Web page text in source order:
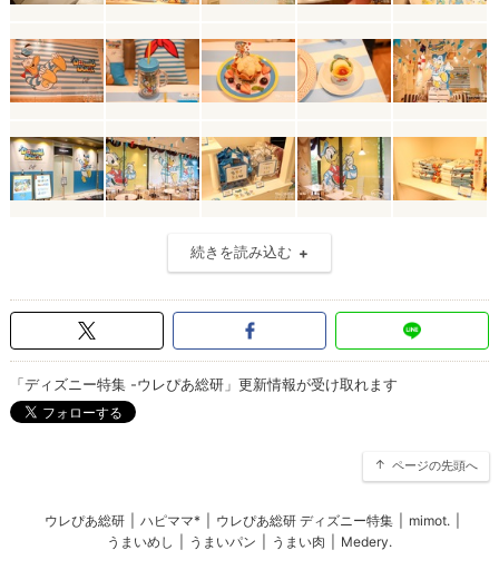
続きを読み込む
「ディズニー特集 -ウレぴあ総研」更新情報が受け取れます
ページの先頭へ
ウレぴあ総研 ハピママ* ウレぴあ総研 ディズニー特集 mimot.
うまいめし
うまいパン うまい肉 Medery.